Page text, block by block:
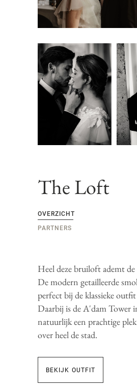
The Loft
OVERZICHT
PARTNERS
Heel deze bruiloft ademt de
De modern getailleerde
perfect bij de klassieke
Daarbij is de A'dam Tower
natuurlijk een prachtige
over heel de stad.
BEKIJK OUTFIT